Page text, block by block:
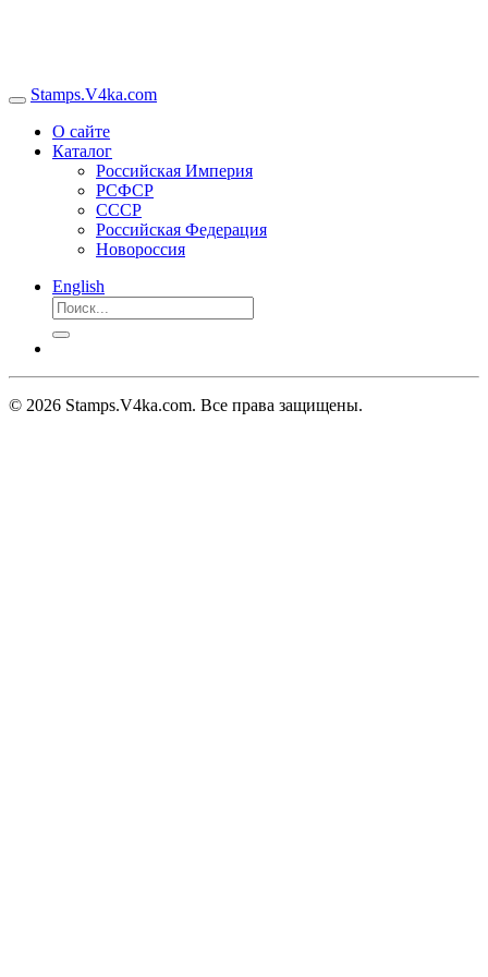
Stamps.V4ka.com
О сайте
Каталог
Российская Империя
РСФСР
СССР
Российская Федерация
Новороссия
English
© 2026 Stamps.V4ka.com. Все права защищены.